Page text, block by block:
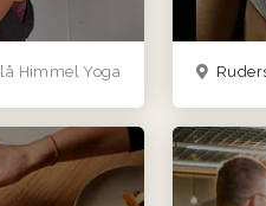
Himmel Yoga